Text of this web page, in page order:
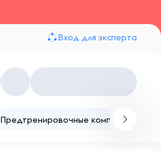
Вход для эксперта
Предтренировочные комплексы